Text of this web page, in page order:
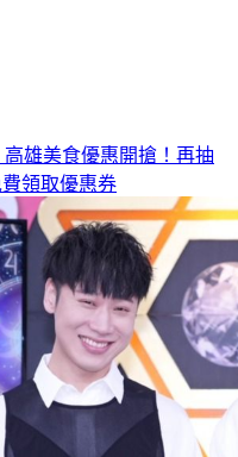
高雄美食優惠開搶！再抽
領取優惠券